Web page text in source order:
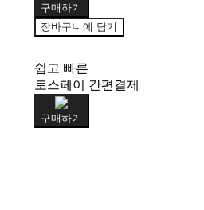
구매하기
장바구니에 담기
쉽고 빠른
토스페이 간편결제
구매하기